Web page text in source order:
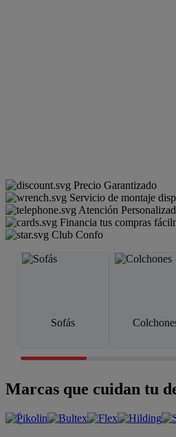
Precio Garantizado
Servicio de montaje
Atención
Financia tus compras
Club Confo
Sofás
Marcas que cuidan tu